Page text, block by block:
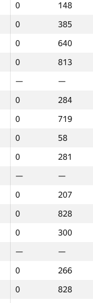
0
148
0
385
0
640
0
813
—
—
0
284
0
719
0
58
0
281
—
—
0
207
0
828
0
300
—
—
0
266
0
828
0
148
0
385
0
640
0
813
—
—
0
284
0
719
0
58
0
281
—
—
0
207
0
828
0
300
—
—
0
266
0
828